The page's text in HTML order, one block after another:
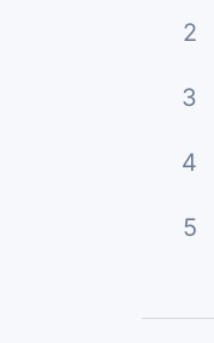
2
3
4
5